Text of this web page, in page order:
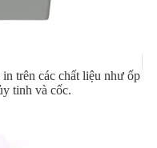
trên các chất liệu như ốp
tinh và cốc.